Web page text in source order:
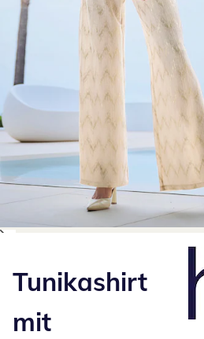
Zum Vergrößern auf das Bild klicken
Tunikashirt
mit